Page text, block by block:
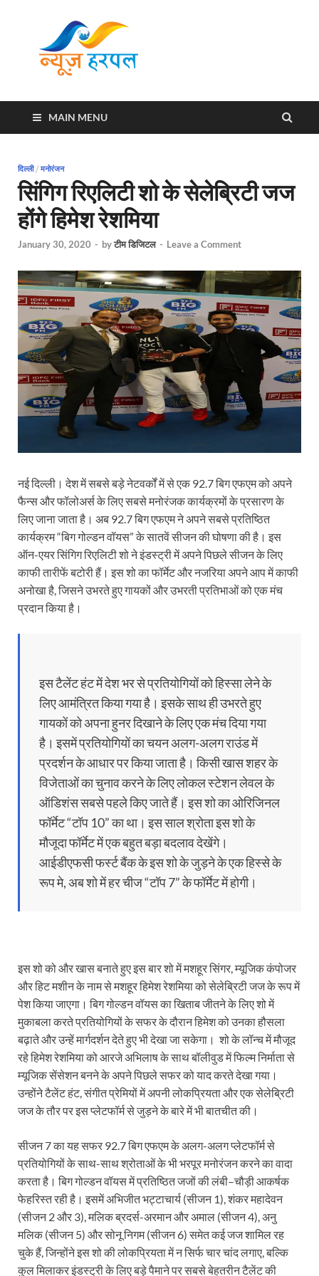
MAIN MENU
दिल्ली/ मनोरंजन
सिंगिग रिएलिटी शो के सेलेब्रिटी जज
होंगे हिमेश रेशमिया
January 30, 2020 - byटीम डिजिटल - Leave a Comment
नई दिल्ली। देश में सबसे बड़े नेटवर्कों में से एक 92.7 बिग एफएम को अपने
फैन्स और फॉलोअर्स के लिए सबसे मनोरंजक कार्यक्रमों के प्रसारण के
लिए जाना जाता है। अब 92.7 बिग एफएम ने अपने सबसे प्रतिष्ठित
कार्यक्रम “बिग गोल्डन वॉयस” के सातवें सीजन की घोषणा की है। इस
ऑन-एयर सिंगिग रिएलिटी शो ने इंडस्ट्री में अपने पिछले सीजन के लिए
काफी तारीफें बटोरी हैं। इस शो का फॉर्मेट और नजरिया अपने आप में काफी
अनोखा है, जिसने उभरते हुए गायकों और उभरती प्रतिभाओं को एक मंच
प्रदान किया है।
इस टैलेंट हंट में देश भर से प्रतियोगियों को हिस्सा लेने के
लिए आमंत्रित किया गया है। इसके साथ ही उभरते हुए
गायकों को अपना हुनर दिखाने के लिए एक मंच दिया गया
है। इसमें प्रतियोगियों का चयन अलग-अलग राउंड में
प्रदर्शन के आधार पर किया जाता है। किसी खास शहर के
विजेताओं का चुनाव करने के लिए लोकल स्टेशन लेवल के
ऑडिशंस सबसे पहले किए जाते हैं। इस शो का ओरिजिनल
फॉर्मेट “टॉप 10” का था। इस साल श्रोता इस शो के
मौजूदा फॉर्मेट में एक बहुत बड़ा बदलाव देखेंगे।
आईडीएफसी फर्स्‍ट बैंक के इस शो के जुड़ने के एक हिस्से के
रूप मे, अब शो में हर चीज “टॉप 7” के फॉर्मेट में होगी।
इस शो को और खास बनाते हुए इस बार शो में मशहूर सिंगर, म्यूजिक कंपोजर
और हिट मशीन के नाम से मशहूर हिमेश रेशमिया को सेलेब्रिटी जज के रूप में
पेश किया जाएगा। बिग गोल्डन वॉयस का खिताब जीतने के लिए शो में
मुकाबला करते प्रतियोगियों के सफर के दौरान हिमेश को उनका हौसला
बढ़ाते और उन्हें मार्गदर्शन देते हुए भी देखा जा सकेगा। शो के लॉन्‍च में मौजूद
रहे हिमेश रेशमिया को आरजे अभिलाष के साथ बॉलीवुड में फिल्म निर्माता से
म्यूजिक सेंसेशन बनने के अपने पिछले सफर को याद करते देखा गया।
उन्होंने टैलेंट हंट, संगीत प्रेमियों में अपनी लोकप्रियता और एक सेलेब्रिटी
जज के तौर पर इस प्लेटफॉर्म से जुड़ने के बारे में भी बातचीत की।
सीजन 7 का यह सफर 92.7 बिग एफएम के अलग-अलग प्लेटफॉर्म से
प्रतियोगियों के साथ-साथ श्रोताओं के भी भरपूर मनोरंजन करने का वादा
करता है। बिग गोल्डन वॉयस में प्रतिष्ठित जजों की लंबी–चौड़ी आकर्षक
फेहरिस्त रही है। इसमें अभिजीत भट्टाचार्य (सीजन 1), शंकर महादेवन
(सीजन 2 और 3), मलिक ब्रदर्स-अरमान और अमाल (सीजन 4), अनु
मलिक (सीजन 5) और सोनू निगम (सीजन 6) समेत कई जज शामिल रह
चुके हैं, जिन्होंने इस शो की लोकप्रियता में न सिर्फ चार चांद लगाए, बल्कि
कुल मिलाकर इंडस्ट्री के लिए बड़े पैमाने पर सबसे बेहतरीन टैलेंट की